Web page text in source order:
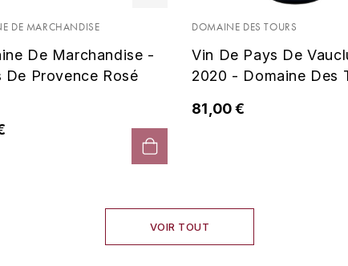
DE MARCHANDISE
De Marchandise -
De Provence Rosé
DOMAINE DES TOURS
Vin De Pays De
2020 - Domaine Des
81,00 €
VOIR TOUT